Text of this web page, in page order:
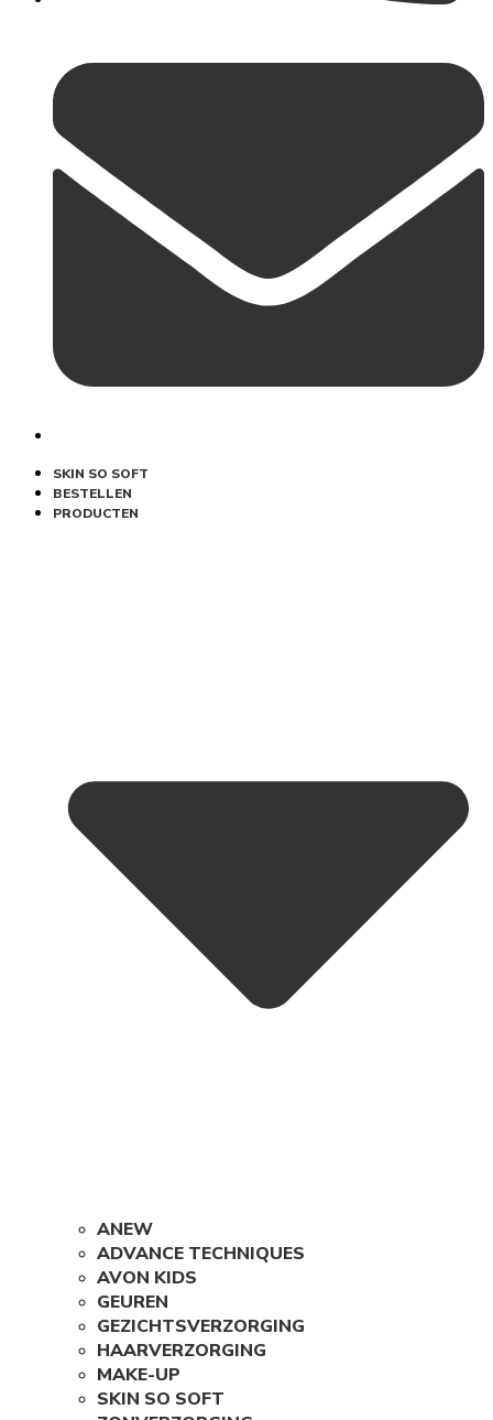
SKIN SO SOFT
BESTELLEN
PRODUCTEN
ANEW
ADVANCE TECHNIQUES
AVON KIDS
GEUREN
GEZICHTSVERZORGING
HAARVERZORGING
MAKE-UP
SKIN SO SOFT